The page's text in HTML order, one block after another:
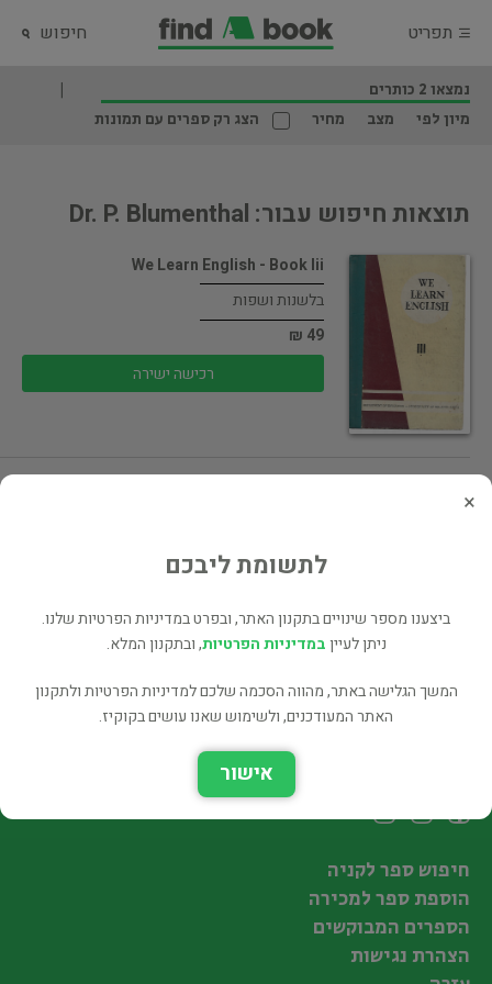
תפריט חיפוש
נמצאו 2 כותרים
מיון לפי
מצב מחיר הצג רק ספרים עם תמונות
תוצאות חיפוש עבור: Dr. P. Blumenthal
We Learn English - Book Iii
בלשנות ושפות
49 ₪
רכישה ישירה
49 ₪
רכישה ישירה
×
לתשומת ליבכם
ביצענו מספר שינויים בתקנון האתר, ובפרט במדיניות הפרטיות שלנו.
ניתן לעייןבמדיניות הפרטיות, ובתקנון המלא.
המשך הגלישה באתר, מהווה הסכמה שלכם למדיניות הפרטיות ולתקנון
האתר המעודכנים, ולשימוש שאנו עושים בקוקיז.
אישור
חיפוש ספר לקניה
הוספת ספר למכירה
הספרים המבוקשים
הצהרת נגישות